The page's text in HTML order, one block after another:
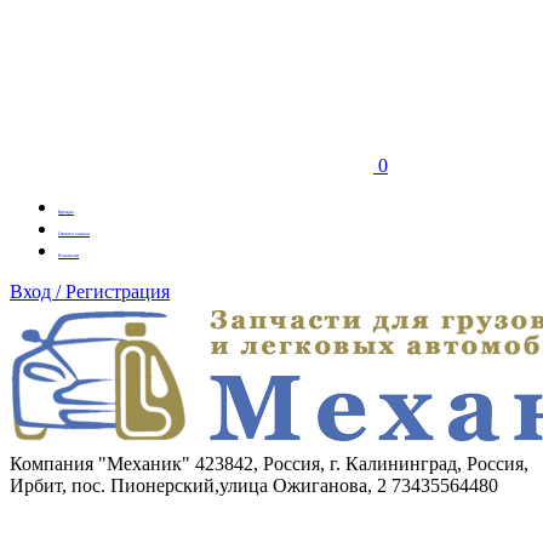
0
Бренды
Оплата заказа
Вакансии
Вход / Регистрация
Компания "Механик" 423842, Россия, г. Калининград, Россия,
Ирбит, пос. Пионерский,улица Ожиганова, 2 73435564480